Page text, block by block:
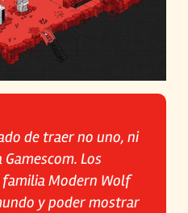
de traer no uno, ni
Los
Modern Wolf
y poder mostrar